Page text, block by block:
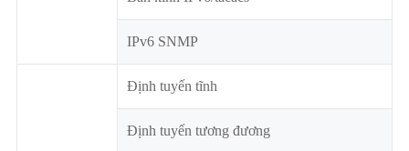
IPv6 SNMP
Định tuyến tĩnh
Định tuyến tương đương